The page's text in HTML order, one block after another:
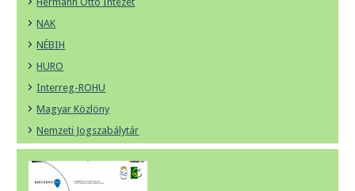
NAK
NÉBIH
HURO
Interreg-ROHU
Magyar Közlöny
Nemzeti Jogszabálytár